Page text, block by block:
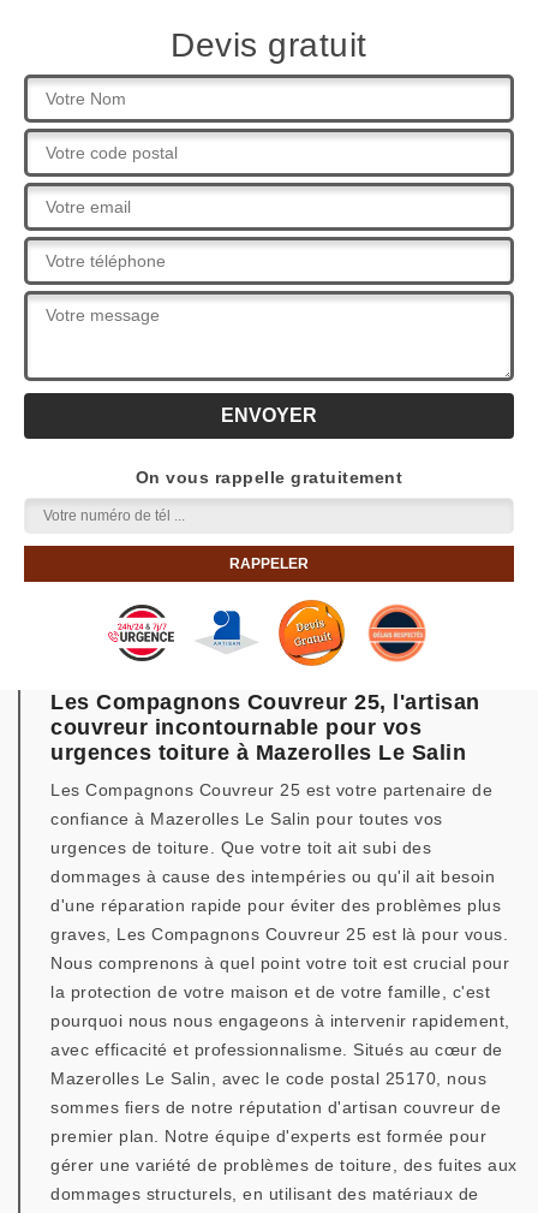
Devis gratuit
On vous rappelle gratuitement
Les Compagnons Couvreur 25, l'artisan
couvreur incontournable pour vos
urgences toiture à Mazerolles Le Salin
Les Compagnons Couvreur 25 est votre partenaire de
confiance à Mazerolles Le Salin pour toutes vos
urgences de toiture. Que votre toit ait subi des
dommages à cause des intempéries ou qu'il ait besoin
d'une réparation rapide pour éviter des problèmes plus
graves, Les Compagnons Couvreur 25 est là pour vous.
Nous comprenons à quel point votre toit est crucial pour
la protection de votre maison et de votre famille, c'est
pourquoi nous nous engageons à intervenir rapidement,
avec efficacité et professionnalisme. Situés au cœur de
Mazerolles Le Salin, avec le code postal 25170, nous
sommes fiers de notre réputation d'artisan couvreur de
premier plan. Notre équipe d'experts est formée pour
gérer une variété de problèmes de toiture, des fuites aux
dommages structurels, en utilisant des matériaux de